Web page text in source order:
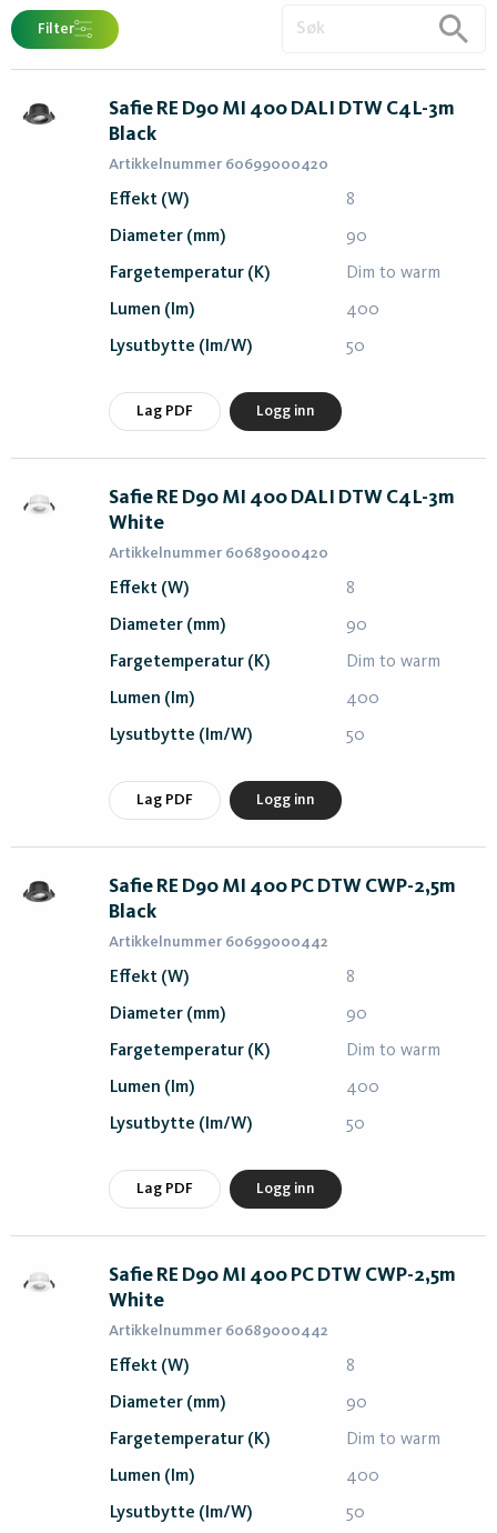
Filter
Safie RE D90 MI 400 DALI DTW C4L-3m
Black
Artikkelnummer 60699000420
Effekt (W) 8
Diameter (mm) 90
Fargetemperatur (K) Dim to warm
Lumen (lm) 400
Lysutbytte (lm/W) 50
Lag PDF Logg inn
Safie RE D90 MI 400 DALI DTW C4L-3m
White
Artikkelnummer 60689000420
Effekt (W) 8
Diameter (mm) 90
Fargetemperatur (K) Dim to warm
Lumen (lm) 400
Lysutbytte (lm/W) 50
Lag PDF Logg inn
Safie RE D90 MI 400 PC DTW CWP-2,5m
Black
Artikkelnummer 60699000442
Effekt (W) 8
Diameter (mm) 90
Fargetemperatur (K) Dim to warm
Lumen (lm) 400
Lysutbytte (lm/W) 50
Lag PDF Logg inn
Safie RE D90 MI 400 PC DTW CWP-2,5m
White
Artikkelnummer 60689000442
Effekt (W) 8
Diameter (mm) 90
Fargetemperatur (K) Dim to warm
Lumen (lm) 400
Lysutbytte (lm/W) 50